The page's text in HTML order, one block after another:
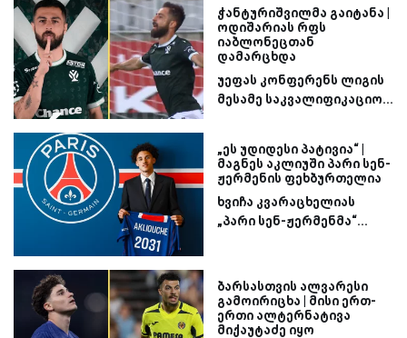
ჭანტურიშვილმა გაიტანა |
ოდიშარიას რფს
იაბლონეცთან
დამარცხდა
უეფას კონფერენს ლიგის
მესამე საკვალიფიკაციო...
„ეს უდიდესი პატივია“ |
მაგნეს აკლიუში პარი სენ-
ჟერმენის ფეხბურთელია
ხვიჩა კვარაცხელიას
„პარი სენ-ჟერმენმა“...
ბარსასთვის ალვარესი
გამოირიცხა | მისი ერთ-
ერთი ალტერნატივა
მიქაუტაძე იყო